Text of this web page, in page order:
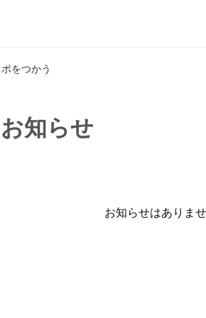
をつかう
お知らせ
お知らせはありま